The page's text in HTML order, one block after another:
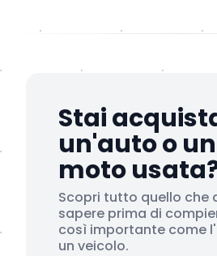
Stai
un'auto o
moto
Scopri tutto quello che
sapere prima di
così importante come
un veicolo.